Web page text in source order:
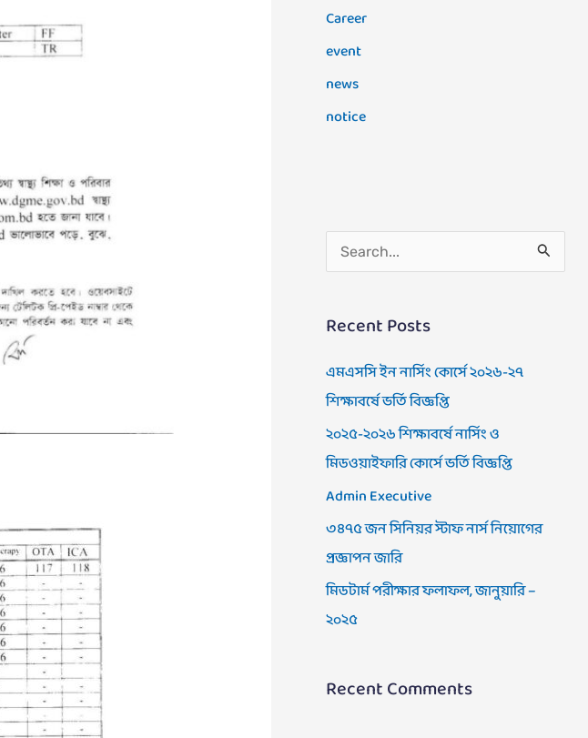
Career
event
news
notice
c
h
f
o
r
Recent Posts
এমএসসি ইন নার্সিং কোর্সে ২০২৬-২৭
শিক্ষাবর্ষে ভর্তি বিজ্ঞপ্তি
২০২৫-২০২৬ শিক্ষাবর্ষে নার্সিং ও
মিডওয়াইফারি কোর্সে ভর্তি বিজ্ঞপ্তি
Admin Executive
৩৪৭৫ জন সিনিয়র স্টাফ নার্স নিয়োগের
প্রজ্ঞাপন জারি
মিডটার্ম পরীক্ষার ফলাফল, জানুয়ারি –
২০২৫
Recent Comments